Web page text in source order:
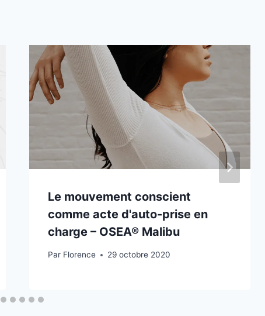
Le mouvement conscient
comme acte d'auto-prise en
charge – OSEA® Malibu
Par Florence 29 octobre 2020